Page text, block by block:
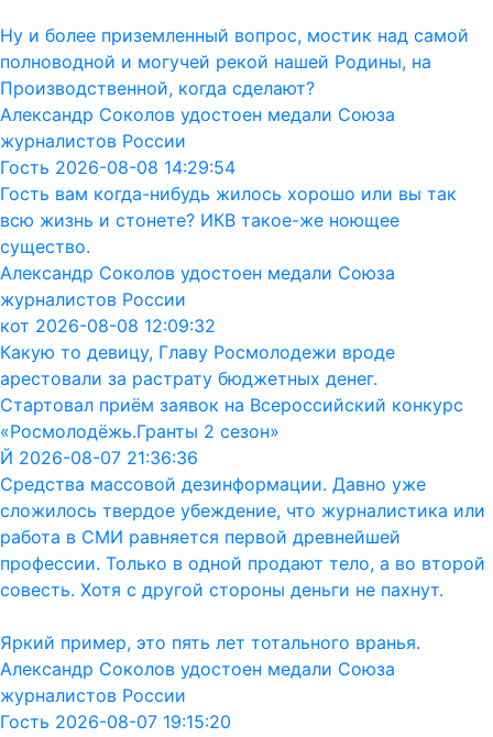
Ну и более приземленный вопрос, мостик над самой
полноводной и могучей рекой нашей Родины, на
Производственной, когда сделают?
Александр Соколов удостоен медали Союза
журналистов России
Гость 2026-08-08 14:29:54
Гость вам когда-нибудь жилось хорошо или вы так
всю жизнь и стонете? ИКВ такое-же ноющее
существо.
Александр Соколов удостоен медали Союза
журналистов России
кот 2026-08-08 12:09:32
Какую то девицу, Главу Росмолодежи вроде
арестовали за растрату бюджетных денег.
Стартовал приём заявок на Всероссийский конкурс
«Росмолодёжь.Гранты 2 сезон»
Й 2026-08-07 21:36:36
Средства массовой дезинформации. Давно уже
сложилось твердое убеждение, что журналистика или
работа в СМИ равняется первой древнейшей
профессии. Только в одной продают тело, а во второй
совесть. Хотя с другой стороны деньги не пахнут.
Яркий пример, это пять лет тотального вранья.
Александр Соколов удостоен медали Союза
журналистов России
Гость 2026-08-07 19:15:20